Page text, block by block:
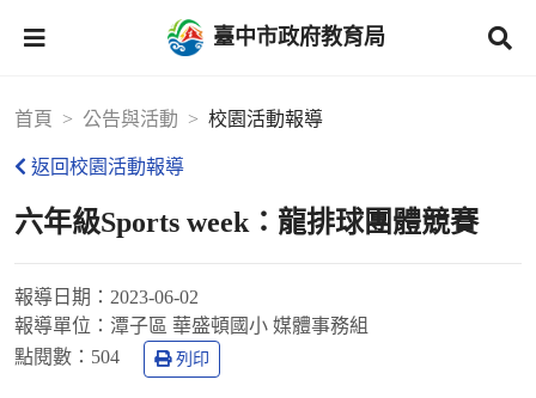
臺中市政府教育局
首頁 公告與活動 校園活動報導
返回校園活動報導
六年級Sports week：龍排球團體競賽
報導日期： 2023-06-02
報導單位： 潭子區 華盛頓國小 媒體事務組
點閱數： 504 列印